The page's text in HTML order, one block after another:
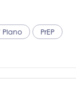
Plano PrEP